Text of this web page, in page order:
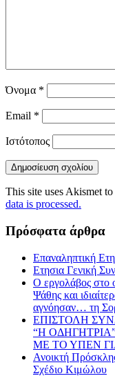
Όνομα *
Email *
Ιστότοπος
This site uses Akismet to
data is processed.
Πρόσφατα άρθρα
Επαναληπτική
Ετησια Γενική
Ο εργολάβος στο
Ψάθης και
αγνόησαν… τη
ΕΠΙΣΤΟΛΗ
“Η
ΜΕ ΤΟ ΥΠΕΝ
Ανοικτή
Σχέδιο Κιμώλου